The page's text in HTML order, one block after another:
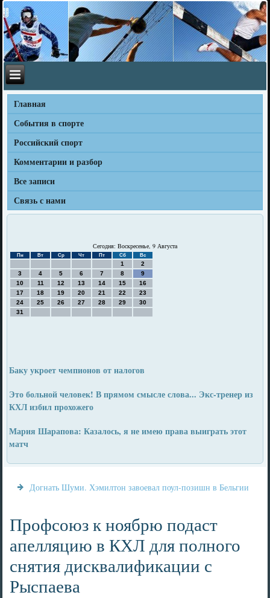
Главная
События в спорте
Российский спорт
Комментарии и разбор
Все записи
Связь с нами
Сегодня: Воскресенье, 9 Августа
Пн Вт Ср Чт Пт Сб Вс
1
2
3
4 5 6 7 8
9
10
11 12 13 14 15
16
17
18 19 20 21 22
23
24
25 26 27 28 29
30
31
Баку укроет чемпионов от налогов
Это больной человек! В прямом смысле слова... Экс-тренер из
КХЛ избил прохожего
Мария Шарапова: Казалось, я не имею права выиграть этот
матч
Догнать Шуми. Хэмилтон завоевал поул-позишн в Бельгии
Профсоюз к ноябрю подаст
апелляцию в КХЛ для полного
снятия дисквалификации с
Рыспаева